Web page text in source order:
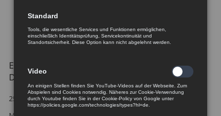
Ergonomischer Fußschalter für den
Dauereinsatz
25. Februar 2016
Standard
Tools, die wesentliche Services und Funktionen ermöglichen,
einschließlich Identitätsprüfung, Servicekontinuität und
Standortsicherheit. Diese Option kann nicht abgelehnt werden.
Video
An einigen Stellen finden Sie YouTube-Videos auf der Webseite. Zum
Abspielen sind Cookies notwendig. Näheres zur Cookie-Verwendung
durch Youtube finden Sie in der Cookie-Policy von Google unter
https://policies.google.com/technologies/types?hl=de.